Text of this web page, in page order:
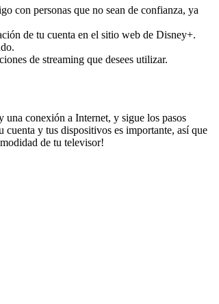
con personas que no sean de confianza, ya
de tu cuenta en el sitio web de Disney+.
de streaming que desees utilizar.
conexión a Internet, y sigue los pasos
y tus dispositivos es importante, así que
de tu televisor!